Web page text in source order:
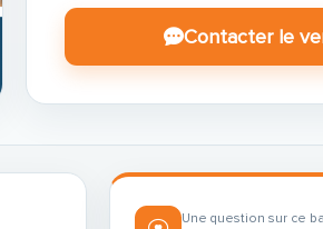
Contacter le
Une question sur ce